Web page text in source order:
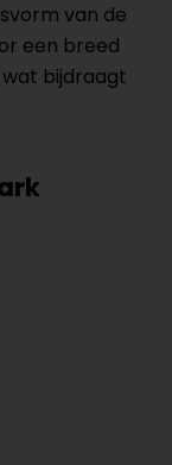
van de
een breed
bijdraagt